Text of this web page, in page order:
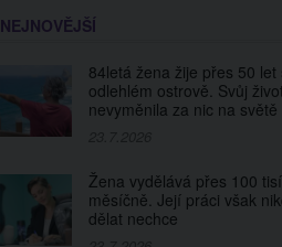
NEJNOVĚJŠÍ
84letá žena žije přes 50 let
odlehlém ostrově. Svůj
nevyměnila za nic na světě
Žena vydělává přes 100
měsíčně. Její práci však
dělat nechce